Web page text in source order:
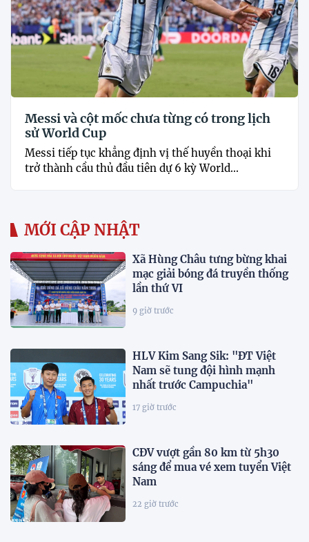
Messi và cột mốc chưa từng có trong lịch
sử World Cup
Messi tiếp tục khẳng định vị thế huyền thoại khi
trở thành cầu thủ đầu tiên dự 6 kỳ World...
MỚI CẬP NHẬT
Xã Hùng Châu tưng bừng khai
mạc giải bóng đá truyền thống
lần thứ VI
9 giờ trước
HLV Kim Sang Sik: "ĐT Việt
Nam sẽ tung đội hình mạnh
nhất trước Campuchia"
17 giờ trước
CĐV vượt gần 80 km từ 5h30
sáng để mua vé xem tuyển Việt
Nam
22 giờ trước